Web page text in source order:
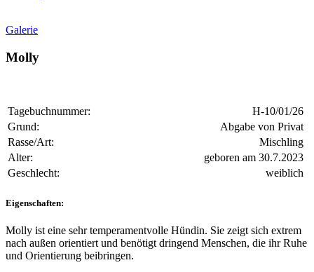
Galerie
Molly
Tagebuchnummer:
H-10/01/26
Grund:
Abgabe von Privat
Rasse/Art:
Mischling
Alter:
geboren am 30.7.2023
Geschlecht:
weiblich
Eigenschaften:
Molly ist eine sehr temperamentvolle Hündin. Sie zeigt sich extrem
nach außen orientiert und benötigt dringend Menschen, die ihr Ruhe
und Orientierung beibringen.